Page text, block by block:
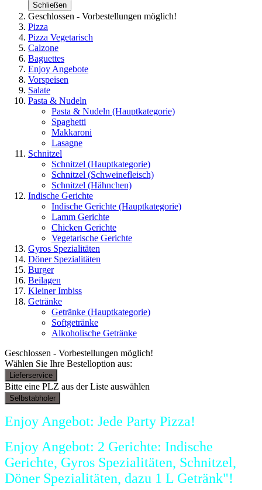
Schließen
Geschlossen - Vorbestellungen möglich!
Pizza
Pizza Vegetarisch
Calzone
Baguettes
Enjoy Angebote
Vorspeisen
Salate
Pasta & Nudeln
Pasta & Nudeln (Hauptkategorie)
Spaghetti
Makkaroni
Lasagne
Schnitzel
Schnitzel (Hauptkategorie)
Schnitzel (Schweinefleisch)
Schnitzel (Hähnchen)
Indische Gerichte
Indische Gerichte (Hauptkategorie)
Lamm Gerichte
Chicken Gerichte
Vegetarische Gerichte
Gyros Spezialitäten
Döner Spezialitäten
Burger
Beilagen
Kleiner Imbiss
Getränke
Getränke (Hauptkategorie)
Softgetränke
Alkoholische Getränke
Geschlossen - Vorbestellungen möglich!
Wählen Sie Ihre Bestelloption aus:
Lieferservice
Bitte eine PLZ aus der Liste auswählen
Selbstabholer
Enjoy Angebot: Jede Party Pizza!
Enjoy Angebot: 2 Gerichte: Indische
Gerichte, Gyros Spezialitäten, Schnitzel,
Döner Spezialitäten, dazu 1 L Getränk"!